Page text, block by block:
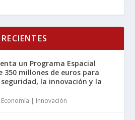
un Programa Espacial
350 millones de euros para
la innovación y la
Economía | Innovación